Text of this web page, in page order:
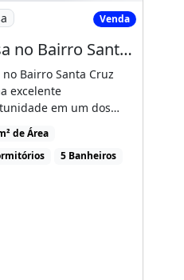
CuiabáCasa no Bairro Santa Cruz II
Venda
Casa no Bairro Santa Cruz II
no Bairro Santa Cruz
excelente
em um dos
mais valorizados e
maior [...]
de Área
5 Banheiros